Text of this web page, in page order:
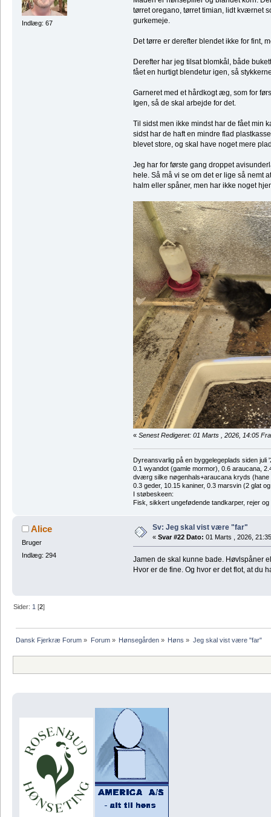
Indlæg: 67
tørret oregano, tørret timian, lidt kværnet
gurkemeje.
Det tørre er derefter blendet ikke for fint,
Derefter har jeg tilsat blomkål, både
fået en hurtigt blendetur igen, så
Garneret med et hårdkogt æg, som for
Igen, så de skal arbejde for det.
Til sidst men ikke mindst har de fået min
sidst har de haft en mindre flad
blevet store, og skal have noget mere
Jeg har for første gang droppet
hele. Så må vi se om det er lige så nemt
halm eller spåner, men har ikke noget
« Senest Redigeret: 01 Marts , 2026, 14:05
Dyreansvarlig på en byggelegeplads siden juli
0.1 wyandot (gamle mormor), 0.6 araucana,
dværg silke nøgenhals+araucana kryds
0.3 geder, 10.15 kaniner, 0.3 marsvin (2 glat
I støbeskeen:
Fisk, sikkert ungefødende tandkarper, rejer
Alice
Bruger
Indlæg: 294
Sv: Jeg skal vist være "far"
« Svar #22 Dato: 01 Marts , 2026,
Jamen de skal kunne bade. Høvlspåner
Hvor er de fine. Og hvor er det flot, at du
Sider: 1 [2]
Dansk Fjerkræ Forum » Forum» Hønsegården» Høns » Jeg skal vist være "far"